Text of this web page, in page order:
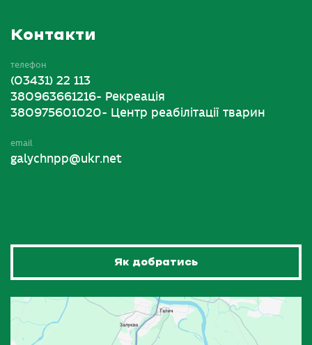
Контакти
телефон
(03431) 22 113
380963661216- Рекреація
380975601020- Центр реабілітації тварин
email
galychnpp@ukr.net
Як добратись